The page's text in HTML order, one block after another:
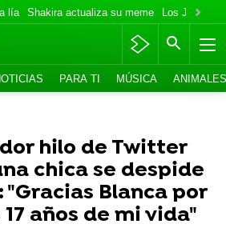
lía Shakira actualiza su meme Los Jonas
PARA TI MÚSICA ANIMALES
hilo de Twitter
chica se despide
"Gracias Blanca por
años de mi vida"